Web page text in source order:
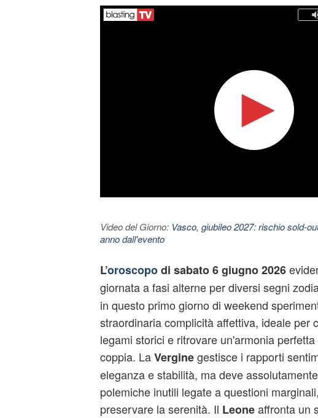
Video del Giorno: Vasco, giubileo 2027: rischio sold-
anno dall'evento
L’oroscopodi sabato 6 giugno 2026
giornata a fasi alterne per diversi segni
in questo primo giorno di weekend
straordinaria complicità affettiva, ideale per
legami storici e ritrovare un'armonia
coppia. LaVerginegestisce i rapporti
eleganza e stabilità, ma deve
polemiche inutili legate a questioni
preservare la serenità. Il Leoneaffronta un